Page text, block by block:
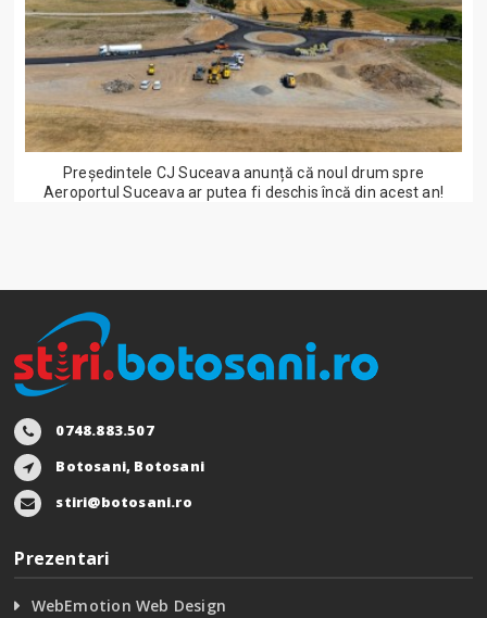
Președintele CJ Suceava anunță că noul drum spre
Aeroportul Suceava ar putea fi deschis încă din acest an!
0748.883.507
Botosani, Botosani
stiri@botosani.ro
Prezentari
WebEmotion Web Design